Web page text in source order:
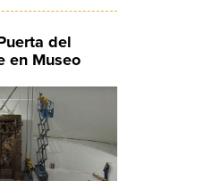
del
en Museo